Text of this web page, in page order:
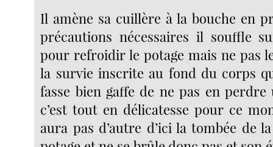
Il amène sa cuillère à la bouche en
précautions nécessaires il souffle
pour refroidir le potage mais ne pas
la survie inscrite au fond du corps
fasse bien gaffe de ne pas en
c’est tout en délicatesse pour ce
aura pas d’autre d’ici la tombée de